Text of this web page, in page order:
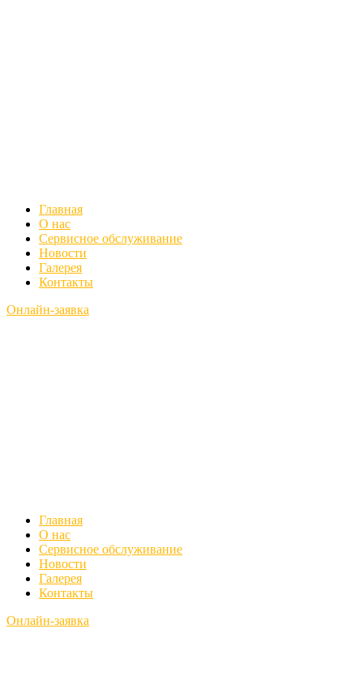
Главная
О нас
Сервисное обслуживание
Новости
Галерея
Контакты
Онлайн-заявка
Главная
О нас
Сервисное обслуживание
Новости
Галерея
Контакты
Онлайн-заявка